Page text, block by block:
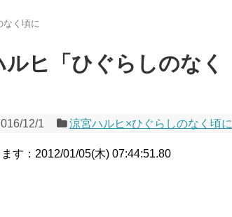
なく頃に
ルヒ「ひぐらしのなく
12/1 涼宮ハルヒ×ひぐらしのなく頃に
す：2012/01/05(木) 07:44:51.80